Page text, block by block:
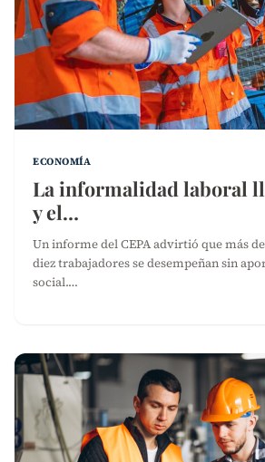
ECONOMÍA
La informalidad laboral
y el…
Un informe del CEPA advirtió que más
diez trabajadores se desempeñan sin
social.…